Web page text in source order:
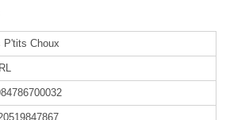
P'tits Choux